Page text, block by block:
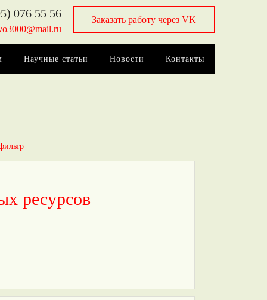
076 55 56 Заказать работу через VK
Научные статьи Новости Контакты
ресурсов